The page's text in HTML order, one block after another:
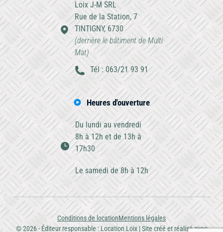
Loix J-M SRL
Rue de la Station, 7
TINTIGNY, 6730
(derrière le bâtiment de Multi
Mat)
Tél : 063/21 93 91
Heures d'ouverture
Du lundi au vendredi
8h à 12h et de 13h à
17h30
Le samedi de 8h à 12h
Conditions de locationMentions légales
© 2026 - Éditeur responsable : Location Loix | Site créé et réalisé avec